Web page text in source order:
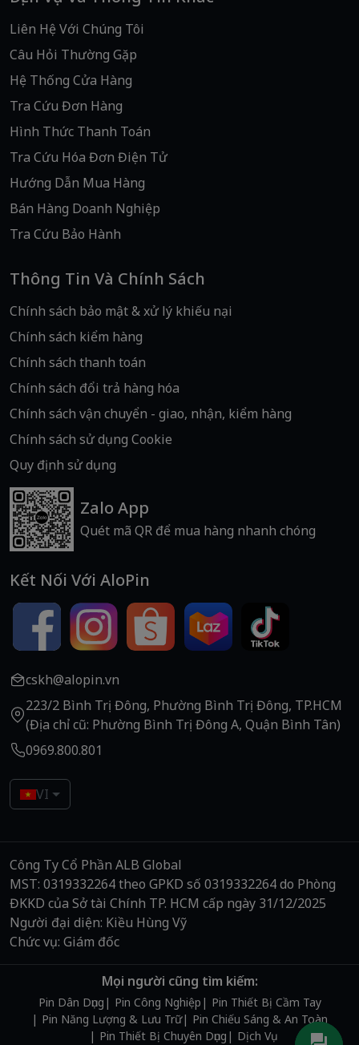
Liên Hệ Với Chúng Tôi
Câu Hỏi Thường Gặp
Hệ Thống Cửa Hàng
Tra Cứu Đơn Hàng
Hình Thức Thanh Toán
Tra Cứu Hóa Đơn Điện Tử
Hướng Dẫn Mua Hàng
Bán Hàng Doanh Nghiệp
Tra Cứu Bảo Hành
Thông Tin Và Chính Sách
Chính sách bảo mật & xử lý khiếu nại
Chính sách kiểm hàng
Chính sách thanh toán
Chính sách đổi trả hàng hóa
Chính sách vận chuyển - giao, nhận, kiểm hàng
Chính sách sử dụng Cookie
Quy định sử dụng
Zalo App
Quét mã QR để mua hàng nhanh chóng
Kết Nối Với AloPin
cskh@alopin.vn
223/2 Bình Trị Đông, Phường Bình Trị Đông, TP.HCM
(Địa chỉ cũ: Phường Bình Trị Đông A, Quận Bình Tân)
0969.800.801
VI
Công Ty Cổ Phần ALB Global
MST: 0319332264 theo GPKD số 0319332264 do Phòng
ĐKKD của Sở tài Chính TP. HCM cấp ngày 31/12/2025
Người đại diện: Kiều Hùng Vỹ
Chức vụ: Giám đốc
Mọi người cũng tìm kiếm:
Pin Dân Dụng Pin Công Nghiệp
Pin Thiết Bị Cầm Tay
Pin Năng Lượng & Lưu Trữ
Pin Chiếu Sáng & An Toàn
Pin Thiết Bị Chuyên Dụng
Dịch Vụ